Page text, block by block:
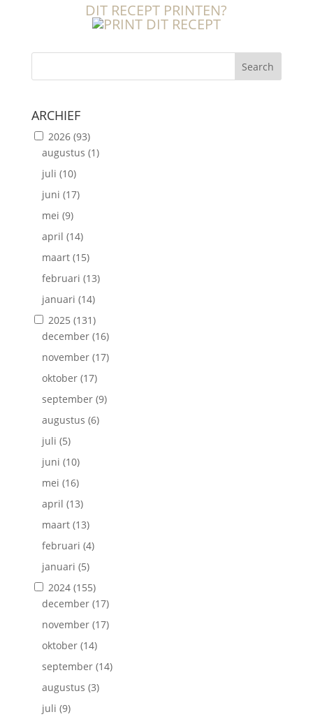
DIT RECEPT PRINTEN?
Search
ARCHIEF
2026(93)
augustus (1)
juli (10)
juni (17)
mei (9)
april (14)
maart(15)
februari (13)
januari (14)
2025 (131)
december(16)
november(17)
oktober(17)
september(9)
augustus (6)
juli (5)
juni (10)
mei (16)
april (13)
maart(13)
februari (4)
januari (5)
2024(155)
december(17)
november(17)
oktober(14)
september(14)
augustus (3)
juli (9)